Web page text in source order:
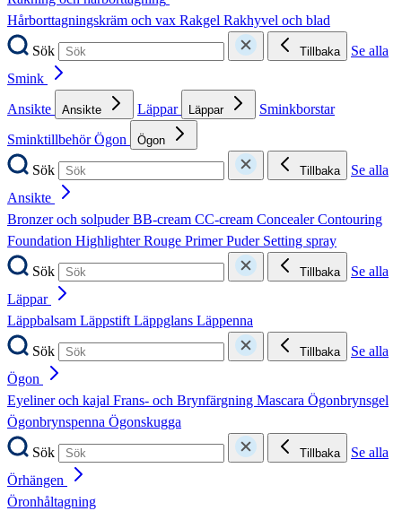
Hårborttagningskräm och vax Rakgel Rakhyvel och blad
Sök
Tillbaka
Se alla
Smink
Ansikte
Ansikte Läppar Läppar
Sminkborstar
SminktillbehörÖgon Ögon
Sök Tillbaka
Se alla
Ansikte
Bronzer och solpuderBB-cream CC-cream ConcealerContouring
Foundation HighlighterRouge PrimerPuder Setting spray
Sök
Tillbaka
Se alla
Läppar
Läppbalsam LäppstiftLäppglans Läppenna
Sök
Tillbaka
Se alla
Ögon
Eyeliner och kajal Frans- och Brynfärgning Mascara Ögonbrynsgel
Ögonbrynspenna Ögonskugga
Sök
Tillbaka
Se alla
Örhängen
Öronhåltagning